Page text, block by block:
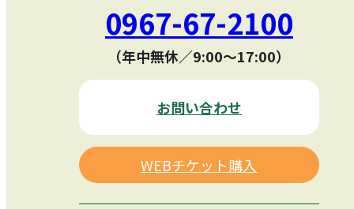
0967-67-2100
（年中無休／9:00〜17:00）
お問い合わせ
WEBチケット購入